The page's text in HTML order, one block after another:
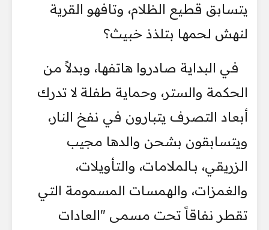
يتسابق قطيع الظلام، وتافهو القرية
لنهش لحمها بتلذذ خبيث؟
في البداية صادروا هاتفها، وبدلاً من
الحكمة والستر، وحماية طفلة لا تدرك
أبعاد التصرف يتبارون في نفخ النار،
ويتسابقون بشحن والدها مجيب
الزريقي، بـالملامات، والتأويلات،
والغمزات، والهمسات المسمومة التي
تقطر نفاقاً تحت مسمى "العادات